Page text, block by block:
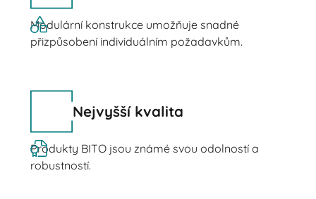
Modulární konstrukce umožňuje snadné
přizpůsobení individuálním požadavkům.
Nejvyšší kvalita
Produkty BITO jsou známé svou odolností a
robustností.